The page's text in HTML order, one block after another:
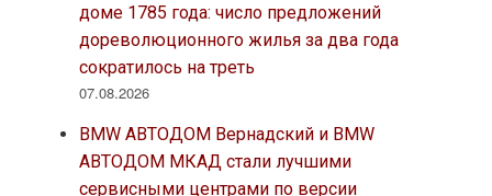
доме 1785 года: число предложений
дореволюционного жилья за два года
сократилось на треть
07.08.2026
BMW АВТОДОМ Вернадский и BMW
АВТОДОМ МКАД стали лучшими
сервисными центрами по версии